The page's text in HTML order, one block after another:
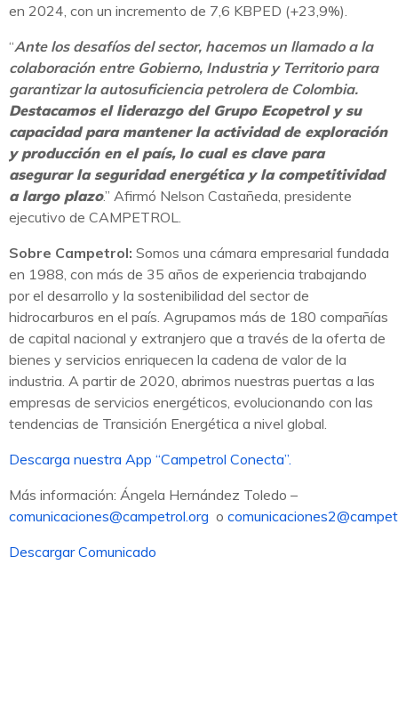
en 2024, con un incremento de 7,6 KBPED (+23,9%).
“Ante los desafíos del sector, hacemos un llamado a la
colaboración entre Gobierno, Industria y Territorio para
garantizar la autosuficiencia petrolera de Colombia.
Destacamos el liderazgo del Grupo Ecopetrol y su
capacidad para mantener la actividad de exploración
y producción en el país, lo cual es clave para
asegurar la seguridad energética y la competitividad
a largo plazo.” Afirmó Nelson Castañeda, presidente
ejecutivo de CAMPETROL.
Sobre Campetrol: Somos una cámara empresarial fundada
en 1988, con más de 35 años de experiencia trabajando
por el desarrollo y la sostenibilidad del sector de
hidrocarburos en el país. Agrupamos más de 180 compañías
de capital nacional y extranjero que a través de la oferta de
bienes y servicios enriquecen la cadena de valor de la
industria. A partir de 2020, abrimos nuestras puertas a las
empresas de servicios energéticos, evolucionando con las
tendencias de Transición Energética a nivel global.
Descarga nuestra App “Campetrol Conecta”.
Más información: Ángela Hernández Toledo –
comunicaciones@campetrol.org o
Descargar Comunicado